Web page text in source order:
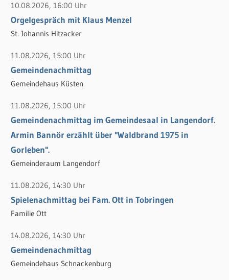
n
n
a
c
h
:
10.08.2026, 16:00 Uhr
Orgelgespräch mit Klaus Menzel
St. Johannis Hitzacker
11.08.2026, 15:00 Uhr
Gemeindenachmittag
Gemeindehaus Küsten
11.08.2026, 15:00 Uhr
Gemeindenachmittag im Gemeindesaal in Langendorf.
Armin Bannör erzählt über "Waldbrand 1975 in
Gorleben".
Gemeinderaum Langendorf
11.08.2026, 14:30 Uhr
Spielenachmittag bei Fam. Ott in Tobringen
Familie Ott
14.08.2026, 14:30 Uhr
Gemeindenachmittag
Gemeindehaus Schnackenburg